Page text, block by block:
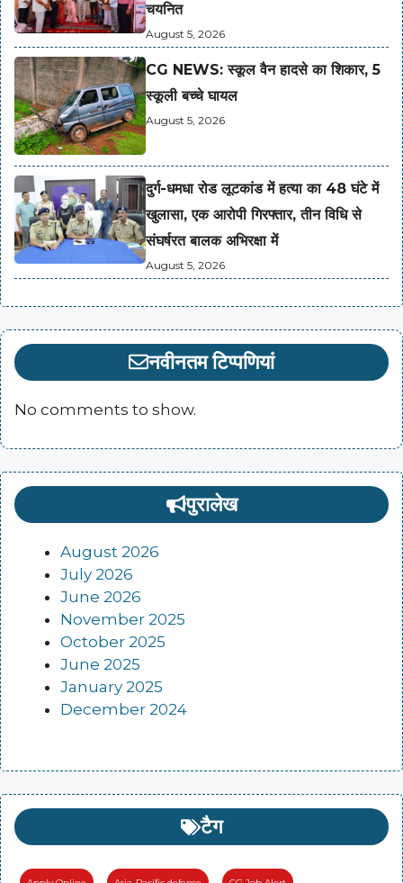
चयनित
August 5, 2026
CG NEWS: स्कूल वैन हादसे का शिकार, 5
स्कूली बच्चे घायल
August 5, 2026
दुर्ग-धमधा रोड लूटकांड में हत्या का 48 घंटे में
खुलासा, एक आरोपी गिरफ्तार, तीन विधि से
संघर्षरत बालक अभिरक्षा में
August 5, 2026
नवीनतम टिप्पणियां
No comments to show.
पुरालेख
August 2026
July 2026
June 2026
November 2025
October 2025
June 2025
January 2025
December 2024
टैग